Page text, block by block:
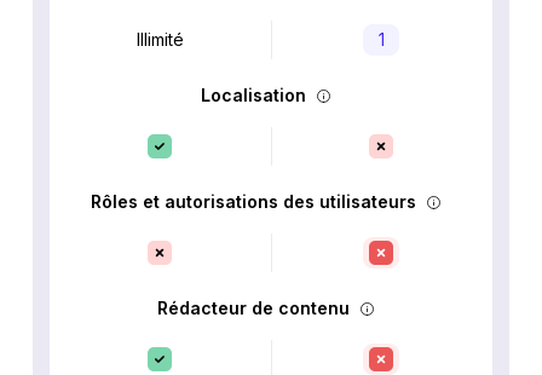
Illimité 1
Localisation
Rôles et autorisations des utilisateurs
Rédacteur de contenu